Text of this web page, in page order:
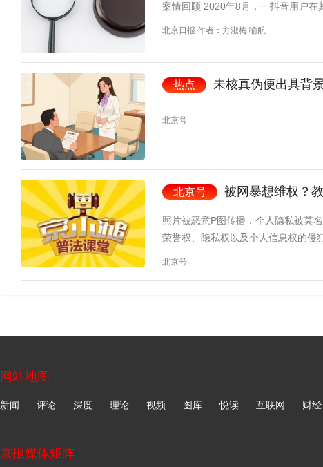
案情回顾 2020年8月，一抖音用户在
北京日报 作者：方淑梅 喻航
热点 未核真伪便出具背
北京号
北京号 被网暴想维权？
照片被恶意P图传播，个人隐私被莫
荣誉权、隐私权以及个人信息权的侵
北京号
网站地图
新闻 评论 深度 理论 视频 图库 悦读 互联网 财经
京报媒体矩阵